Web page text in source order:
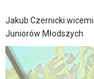
Jakub Czernicki
Juniorów Młodszych